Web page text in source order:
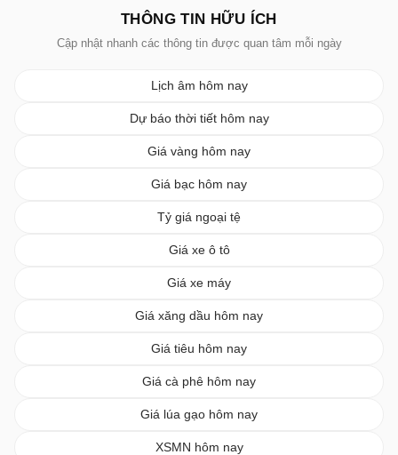
THÔNG TIN HỮU ÍCH
Cập nhật nhanh các thông tin được quan tâm mỗi ngày
Lịch âm hôm nay
Dự báo thời tiết hôm nay
Giá vàng hôm nay
Giá bạc hôm nay
Tỷ giá ngoại tệ
Giá xe ô tô
Giá xe máy
Giá xăng dầu hôm nay
Giá tiêu hôm nay
Giá cà phê hôm nay
Giá lúa gạo hôm nay
XSMN hôm nay